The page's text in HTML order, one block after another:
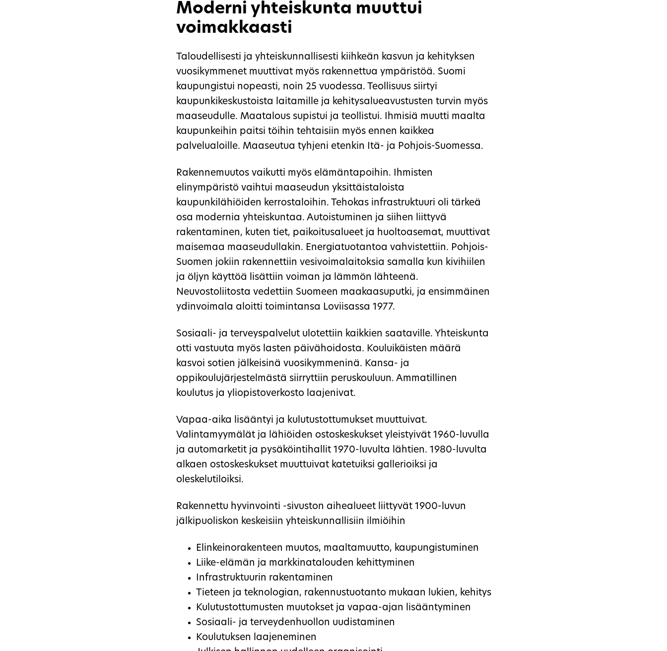
Moderni yhteiskunta muuttui
voimakkaasti
Taloudellisesti ja yhteiskunnallisesti kiihkeän kasvun ja kehityksen
vuosikymmenet muuttivat myös rakennettua ympäristöä. Suomi
kaupungistui nopeasti, noin 25 vuodessa. Teollisuus siirtyi
kaupunkikeskustoista laitamille ja kehitysalueavustusten turvin myös
maaseudulle. Maatalous supistui ja teollistui. Ihmisiä muutti maalta
kaupunkeihin paitsi töihin tehtaisiin myös ennen kaikkea
palvelualoille. Maaseutua tyhjeni etenkin Itä- ja Pohjois-Suomessa.
Rakennemuutos vaikutti myös elämäntapoihin. Ihmisten
elinympäristö vaihtui maaseudun yksittäistaloista
kaupunkilähiöiden kerrostaloihin. Tehokas infrastruktuuri oli tärkeä
osa modernia yhteiskuntaa. Autoistuminen ja siihen liittyvä
rakentaminen, kuten tiet, paikoitusalueet ja huoltoasemat, muuttivat
maisemaa maaseudullakin. Energiatuotantoa vahvistettiin. Pohjois-
Suomen jokiin rakennettiin vesivoimalaitoksia samalla kun kivihiilen
ja öljyn käyttöä lisättiin voiman ja lämmön lähteenä.
Neuvostoliitosta vedettiin Suomeen maakaasuputki, ja ensimmäinen
ydinvoimala aloitti toimintansa Loviisassa 1977.
Sosiaali- ja terveyspalvelut ulotettiin kaikkien saataville. Yhteiskunta
otti vastuuta myös lasten päivähoidosta. Kouluikäisten määrä
kasvoi sotien jälkeisinä vuosikymmeninä. Kansa- ja
oppikoulujärjestelmästä siirryttiin peruskouluun. Ammatillinen
koulutus ja yliopistoverkosto laajenivat.
Vapaa-aika lisääntyi ja kulutustottumukset muuttuivat.
Valintamyymälät ja lähiöiden ostoskeskukset yleistyivät 1960-luvulla
ja automarketit ja pysäköintihallit 1970-luvulta lähtien. 1980-luvulta
alkaen ostoskeskukset muuttuivat katetuiksi gallerioiksi ja
oleskelutiloiksi.
Rakennettu hyvinvointi -sivuston aihealueet liittyvät 1900-luvun
jälkipuoliskon keskeisiin yhteiskunnallisiin ilmiöihin
Elinkeinorakenteen muutos, maaltamuutto, kaupungistuminen
Liike-elämän ja markkinatalouden kehittyminen
Infrastruktuurin rakentaminen
Tieteen ja teknologian, rakennustuotanto mukaan lukien, kehitys
Kulutustottumusten muutokset ja vapaa-ajan lisääntyminen
Sosiaali- ja terveydenhuollon uudistaminen
Koulutuksen laajeneminen